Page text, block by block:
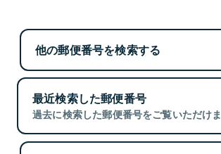
他の郵便番号を検索する
最近検索した郵便番号
過去に検索した郵便番号をご覧いただけま